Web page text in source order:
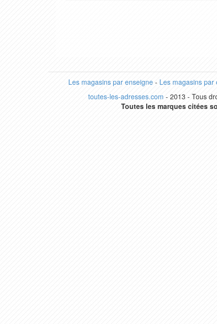
Les magasins par enseigne- Les magasins par
toutes-les-adresses.com - 2013 - Tous
Toutes les marques citées